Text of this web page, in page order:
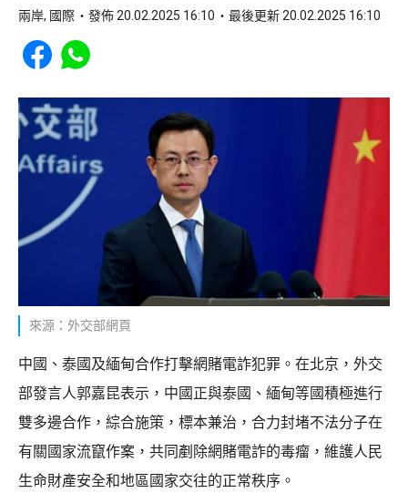
兩岸, 國際 發佈 20.02.2025 16:10 最後更新 20.02.2025 16:10
Share to Facebook
Share to WhatsApp
來源：外交部網頁
中國、泰國及緬甸合作打擊網賭電詐犯罪。在北京，外交
部發言人郭嘉昆表示，中國正與泰國、緬甸等國積極進行
雙多邊合作，綜合施策，標本兼治，合力封堵不法分子在
有關國家流竄作案，共同剷除網賭電詐的毒瘤，維護人民
生命財產安全和地區國家交往的正常秩序。